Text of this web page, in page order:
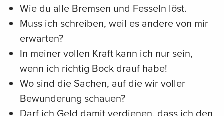
Wie du alle Bremsen und Fesseln löst.
Muss ich schreiben, weil es andere von mir
erwarten?
In meiner vollen Kraft kann ich nur sein,
wenn ich richtig Bock drauf habe!
Wo sind die Sachen, auf die wir voller
Bewunderung schauen?